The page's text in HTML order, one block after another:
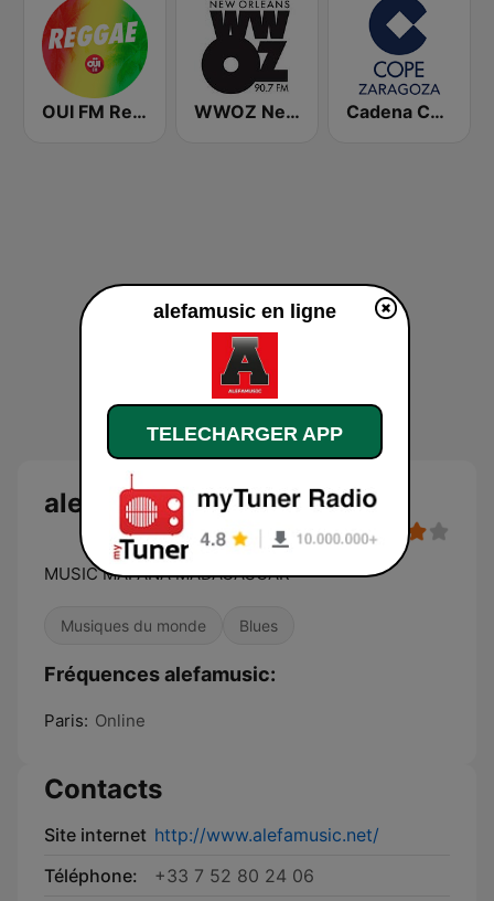
OUI FM Reggae WWOZ New Orleans 90.7 FM Cadena COPE Zaragoza
alefamusic
MUSIC MAFANA MADAGASCAR
Musiques du monde Blues
Fréquences alefamusic:
Paris: Online
Contacts
Site internet http://www.alefamusic.net/
Téléphone:
+33 7 52 80 24 06
alefamusic en ligne
TELECHARGER APP